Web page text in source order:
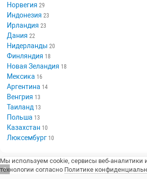
Норвегия 29
Индонезия 23
Ирландия 23
Дания 22
Нидерланды 20
Финляндия 18
Новая Зеландия 18
Мексика 16
Аргентина 14
Венгрия 13
Таиланд 13
Польша 13
Казахстан 10
Люксембург 10
Сериалы, юмор и
Мы используем cookie, сервисы веб-аналитики
технологии согласно Политике
6